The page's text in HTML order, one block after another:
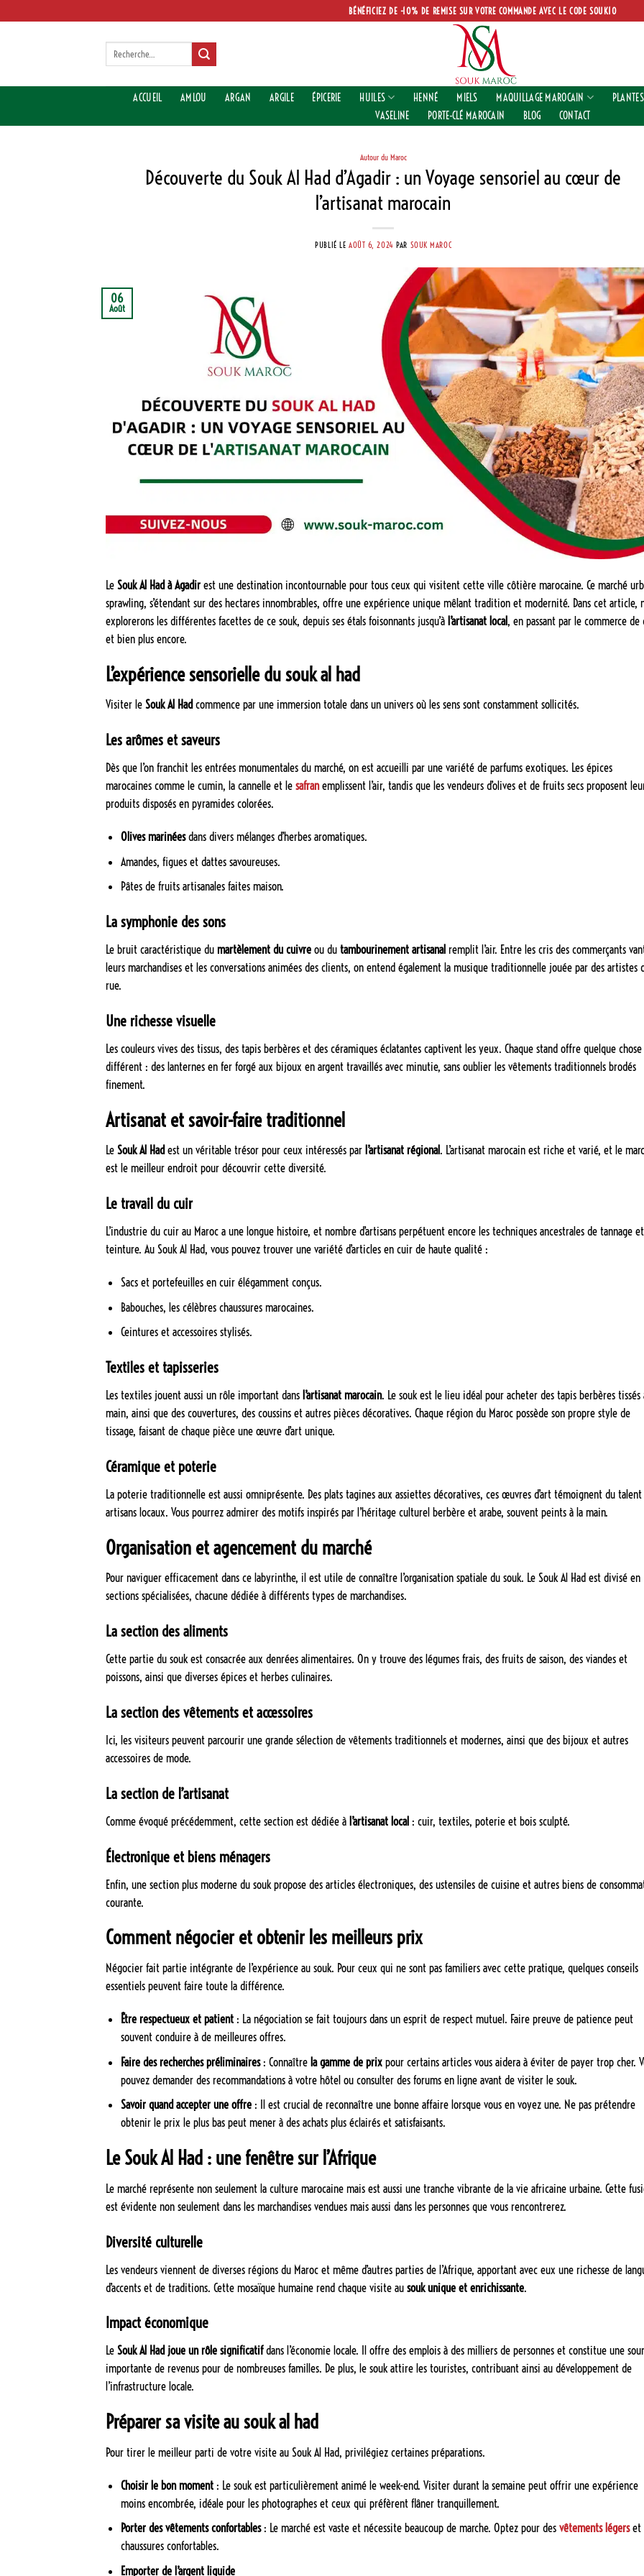
au
BÉNÉFICIEZ DE -10% DE REMISE SUR VOTRE COMMANDE AVEC LE CODE SOUK10
Recherche
ACCUEIL AMLOU ARGAN ARGILE ÉPICERIE HUILES HENNÉ MIELS MAQUILLAGE MAROCAIN
PLANTES
VASELINE
PORTE-CLÉ MAROCAIN BLOG CONTACT
Autour du Maroc
Découverte du Souk Al Had d’Agadir : un Voyage sensoriel au cœur de
l’artisanat marocain
PUBLIÉ LE AOÛT 6, 2024 PAR SOUK MAROC
06
Août
Le Souk Al Had à Agadir est une destination incontournable pour tous ceux qui visitent cette ville côtière marocaine. Ce marché
sprawling, s’étendant sur des hectares innombrables, offre une expérience unique mêlant tradition et modernité. Dans cet article,
explorerons les différentes facettes de ce souk, depuis ses étals foisonnants jusqu’à l’artisanat local, en passant par le commerce de
et bien plus encore.
L’expérience sensorielle du souk al had
Visiter le Souk Al Had commence par une immersion totale dans un univers où les sens sont constamment sollicités.
Les arômes et saveurs
Dès que l’on franchit les entrées monumentales du marché, on est accueilli par une variété de parfums exotiques. Les épices
marocaines comme le cumin, la cannelle et le safranemplissent l’air, tandis que les vendeurs d’olives et de fruits secs proposent
produits disposés en pyramides colorées.
Olives marinéesdans divers mélanges d’herbes aromatiques.
Amandes, figues et dattes savoureuses.
Pâtes de fruits artisanales faites maison.
La symphonie des sons
Le bruit caractéristique du martèlement du cuivre ou du tambourinement artisanal remplit l’air. Entre les cris des commerçants
leurs marchandises et les conversations animées des clients, on entend également la musique traditionnelle jouée par des artistes
rue.
Une richesse visuelle
Les couleurs vives des tissus, des tapis berbères et des céramiques éclatantes captivent les yeux. Chaque stand offre quelque
différent : des lanternes en fer forgé aux bijoux en argent travaillés avec minutie, sans oublier les vêtements traditionnels brodés
finement.
Artisanat et savoir-faire traditionnel
Le Souk Al Had est un véritable trésor pour ceux intéressés par l’artisanat régional. L’artisanat marocain est riche et varié, et le
est le meilleur endroit pour découvrir cette diversité.
Le travail du cuir
L’industrie du cuir au Maroc a une longue histoire, et nombre d’artisans perpétuent encore les techniques ancestrales de tannage
teinture. Au Souk Al Had, vous pouvez trouver une variété d’articles en cuir de haute qualité :
Sacs et portefeuilles en cuir élégamment conçus.
Babouches, les célèbres chaussures marocaines.
Ceintures et accessoires stylisés.
Textiles et tapisseries
Les textiles jouent aussi un rôle important dans l’artisanat marocain. Le souk est le lieu idéal pour acheter des tapis berbères tissés
main, ainsi que des couvertures, des coussins et autres pièces décoratives. Chaque région du Maroc possède son propre style de
tissage, faisant de chaque pièce une œuvre d’art unique.
Céramique et poterie
La poterie traditionnelle est aussi omniprésente. Des plats tagines aux assiettes décoratives, ces œuvres d’art témoignent du talent
artisans locaux. Vous pourrez admirer des motifs inspirés par l’héritage culturel berbère et arabe, souvent peints à la main.
Organisation et agencement du marché
Pour naviguer efficacement dans ce labyrinthe, il est utile de connaître l’organisation spatiale du souk. Le Souk Al Had est divisé en
sections spécialisées, chacune dédiée à différents types de marchandises.
La section des aliments
Cette partie du souk est consacrée aux denrées alimentaires. On y trouve des légumes frais, des fruits de saison, des viandes et
poissons, ainsi que diverses épices et herbes culinaires.
La section des vêtements et accessoires
Ici, les visiteurs peuvent parcourir une grande sélection de vêtements traditionnels et modernes, ainsi que des bijoux et autres
accessoires de mode.
La section de l’artisanat
Comme évoqué précédemment, cette section est dédiée à l’artisanat local : cuir, textiles, poterie et bois sculpté.
Électronique et biens ménagers
Enfin, une section plus moderne du souk propose des articles électroniques, des ustensiles de cuisine et autres biens de
courante.
Comment négocier et obtenir les meilleurs prix
Négocier fait partie intégrante de l’expérience au souk. Pour ceux qui ne sont pas familiers avec cette pratique, quelques conseils
essentiels peuvent faire toute la différence.
Être respectueux et patient: La négociation se fait toujours dans un esprit de respect mutuel. Faire preuve de patience peut
souvent conduire à de meilleures offres.
Faire des recherches préliminaires: Connaître la gamme de prixpour certains articles vous aidera à éviter de payer trop cher.
pouvez demander des recommandations à votre hôtel ou consulter des forums en ligne avant de visiter le souk.
Savoir quand accepter une offre: Il est crucial de reconnaître une bonne affaire lorsque vous en voyez une. Ne pas prétendre
obtenir le prix le plus bas peut mener à des achats plus éclairés et satisfaisants.
Le Souk Al Had : une fenêtre sur l’Afrique
Le marché représente non seulement la culture marocaine mais est aussi une tranche vibrante de la vie africaine urbaine. Cette
est évidente non seulement dans les marchandises vendues mais aussi dans les personnes que vous rencontrerez.
Diversité culturelle
Les vendeurs viennent de diverses régions du Maroc et même d’autres parties de l’Afrique, apportant avec eux une richesse de
d’accents et de traditions. Cette mosaïque humaine rend chaque visite au souk unique et enrichissante.
Impact économique
Le Souk Al Had joue un rôle significatifdans l’économie locale. Il offre des emplois à des milliers de personnes et constitue une
importante de revenus pour de nombreuses familles. De plus, le souk attire les touristes, contribuant ainsi au développement de
l’infrastructure locale.
Préparer sa visite au souk al had
Pour tirer le meilleur parti de votre visite au Souk Al Had, privilégiez certaines préparations.
Choisir le bon moment: Le souk est particulièrement animé le week-end. Visiter durant la semaine peut offrir une expérience
moins encombrée, idéale pour les photographes et ceux qui préfèrent flâner tranquillement.
Porter des vêtements confortables: Le marché est vaste et nécessite beaucoup de marche. Optez pour des vêtements légerset
chaussures confortables.
Emporter de l’argent liquide